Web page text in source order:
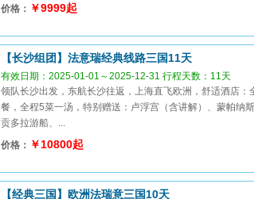
价格： ￥9999起
【长沙组团】法意瑞经典线路三国11天
有效日期：2025-01-01～2025-12-31 行程天数：11天
领队长沙出发，东航长沙往返，上海直飞欧洲，舒适酒店
餐，全程5菜一汤，特别赠送：卢浮宫（含讲解）、蒙帕纳
贡多拉游船、...
价格： ￥10800起
【经典三国】欧洲法瑞意三国10天